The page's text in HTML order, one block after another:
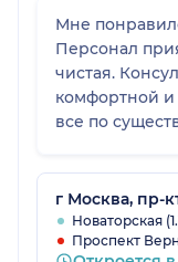
Мне
Персонал
чистая.
комфортной и
все по
г Москва, пр-
Новаторская
Проспект